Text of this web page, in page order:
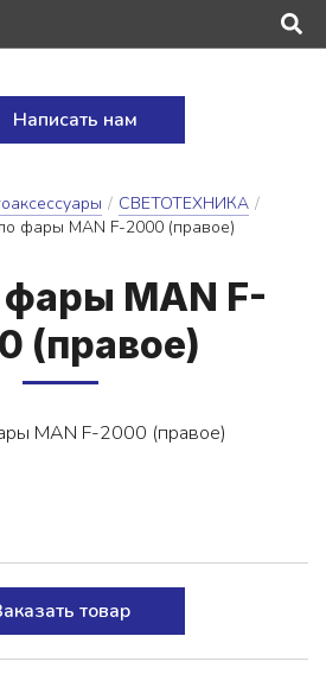
Написать нам
/ СВЕТОТЕХНИКА /
фары MAN F-2000 (правое)
MAN F-
(пра­вое)
товар